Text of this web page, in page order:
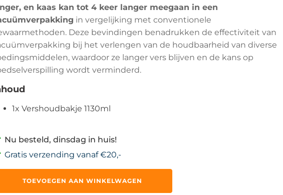
en kaas kan tot 4 keer langer meegaan in een
in vergelijking met conventionele
Deze bevindingen benadrukken de effectiviteit van
bij het verlengen van de houdbaarheid van diverse
waardoor ze langer vers blijven en de kans op
wordt verminderd.
1x Vershoudbakje 1130ml
Nu besteld, dinsdag in huis!
Gratis verzending vanaf €20,-
TOEVOEGEN AAN WINKELWAGEN